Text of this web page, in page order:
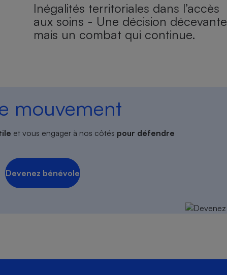
Inégalités territoriales dans l’accès
aux soins - Une décision décevante
mais un combat qui continue.
mouvement
et vous engager à nos côtés pour défendre
Devenez bénévole